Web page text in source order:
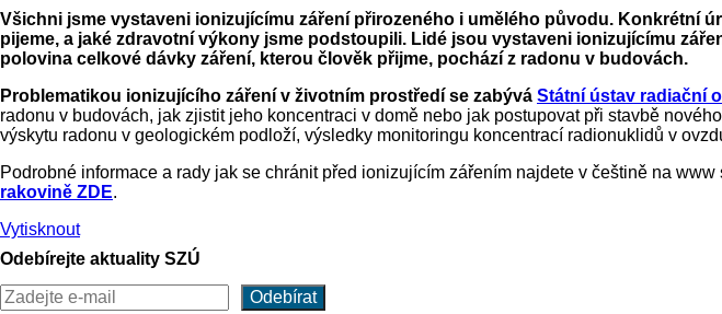
Všichni jsme vystaveni ionizujícímu záření přirozeného i umělého původu. Konkrétní
pijeme, a jaké zdravotní výkony jsme podstoupili. Lidé jsou vystaveni ionizujícímu
polovina celkové dávky záření, kterou člověk přijme, pochází z radonu v budovách.
Problematikou ionizujícího záření v životním prostředí se zabývá Státní ústav radiační
radonu v budovách, jak zjistit jeho koncentraci v domě nebo jak postupovat při stavbě
výskytu radonu v geologickém podloží, výsledky monitoringu koncentrací radionuklidů v
Podrobné informace a rady jak se chránit před ionizujícím zářením najdete v češtině na
rakovině ZDE.
Vytisknout
Odebírejte aktuality SZÚ